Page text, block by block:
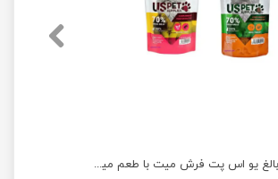
پوچ گربه بالغ یو اس پت فرش میت با طعم میکس بسته 5 عددی